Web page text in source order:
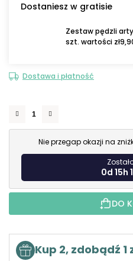
Dostaniesz w gratisie
Zestaw pędzli
szt. wartości
Dostawa i płatność
Nie przegap okazji na
0d 15h
DO
Kup 2, zdobądź